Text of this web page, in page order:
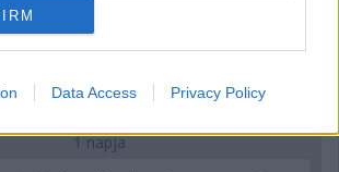
Data Access Privacy Policy
1 napja